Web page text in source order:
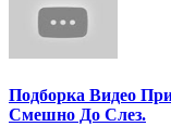
Подборка Видео
Смешно До Слез.